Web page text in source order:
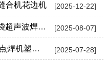
[2025-12-22]
合机花边机
[2025-08-07]
接机封口机
[2025-07-28]
焊接设备